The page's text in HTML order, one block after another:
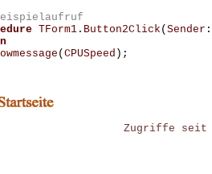
TForm1. Button2Click ( Sender :
( CPUSpeed );
Zugriffe seit